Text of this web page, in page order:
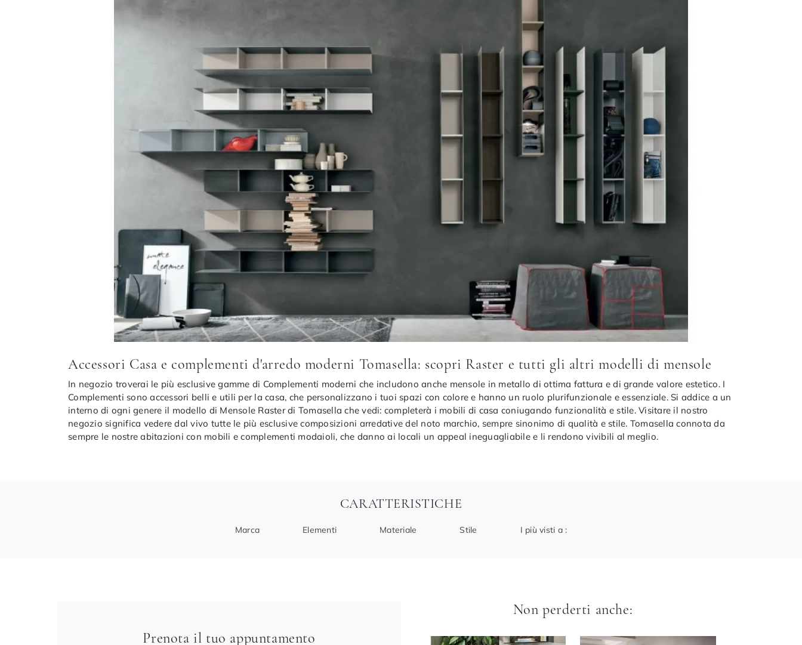
Accessori Casa e complementi d'arredo moderni Tomasella: scopri Raster e tutti gli altri modelli di mensole
In negozio troverai le più esclusive gamme di Complementi moderni che includono anche mensole in metallo di ottima fattura e di grande valore estetico. I
Complementi sono accessori belli e utili per la casa, che personalizzano i tuoi spazi con colore e hanno un ruolo plurifunzionale e essenziale. Si addice a un
interno di ogni genere il modello di Mensole Raster di Tomasella che vedi: completerà i mobili di casa coniugando funzionalità e stile. Visitare il nostro
negozio significa vedere dal vivo tutte le più esclusive composizioni arredative del noto marchio, sempre sinonimo di qualità e stile. Tomasella connota da
sempre le nostre abitazioni con mobili e complementi modaioli, che danno ai locali un appeal ineguagliabile e li rendono vivibili al meglio.
CARATTERISTICHE
Marca Elementi Materiale Stile I più visti a :
Prenota il tuo appuntamento
Non perderti anche: